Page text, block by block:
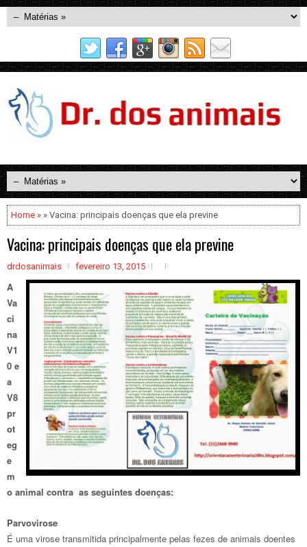
Home » » Vacina: principais doenças que ela previne
Vacina: principais doenças que ela previne
drdosanimais fevereiro 13, 2015
A
Va
ci
na
V1
0 e
a
V8
pr
ot
eg
e
m
o animal contra as seguintes doenças:
Parvovirose
É uma virose transmitida principalmente pelas fezes de animais doentes